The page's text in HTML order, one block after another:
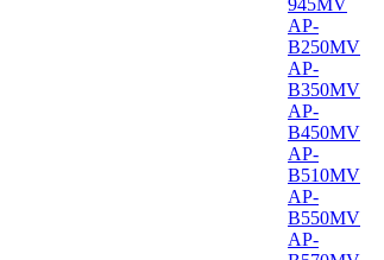
945MV
AP-
B250MV
AP-
B350MV
AP-
B450MV
AP-
B510MV
AP-
B550MV
AP-